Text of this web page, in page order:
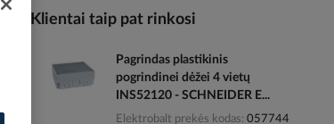
Klientai taip pat rinkosi
Pagrindas plastikinis
pogrindinei dėžei 4 vietų
INS52120 - SCHNEIDER E...
Elektrobalt prekės kodas 057744